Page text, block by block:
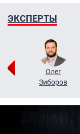
ЭКСПЕРТЫ
Олег
Зиборов